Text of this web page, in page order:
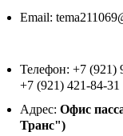
Email:
Телефон: +7 (921)
+7 (921) 421-84-31
Адрес: Офис
Транс")